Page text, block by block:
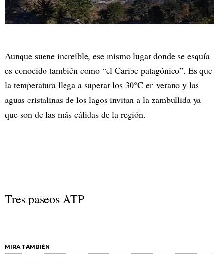
Aunque suene increíble, ese mismo lugar donde se esquía
es conocido también como “el Caribe patagónico”. Es que
la temperatura llega a superar los 30°C en verano y las
aguas cristalinas de los lagos invitan a la zambullida ya
que son de las más cálidas de la región.
Tres paseos ATP
MIRA TAMBIÉN